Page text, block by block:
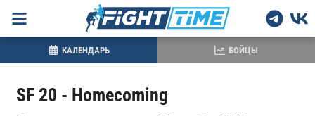
SF 20 - Homecoming
КАЛЕНДАРЬ БОЙЦЫ